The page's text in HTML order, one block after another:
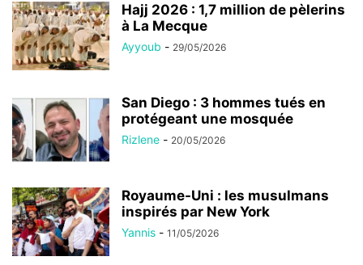
Hajj 2026 : 1,7 million de pèlerins
à La Mecque
Ayyoub - 29/05/2026
San Diego : 3 hommes tués en
protégeant une mosquée
Rizlene - 20/05/2026
Royaume-Uni : les musulmans
inspirés par New York
Yannis - 11/05/2026